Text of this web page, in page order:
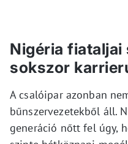
Nigéria fiataljai
sokszor
A csalóipar azonban
bűnszervezetekből áll.
generáció nőtt fel úgy,